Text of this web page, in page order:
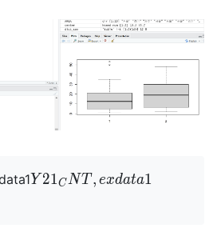
Y 21CNT , exdata1